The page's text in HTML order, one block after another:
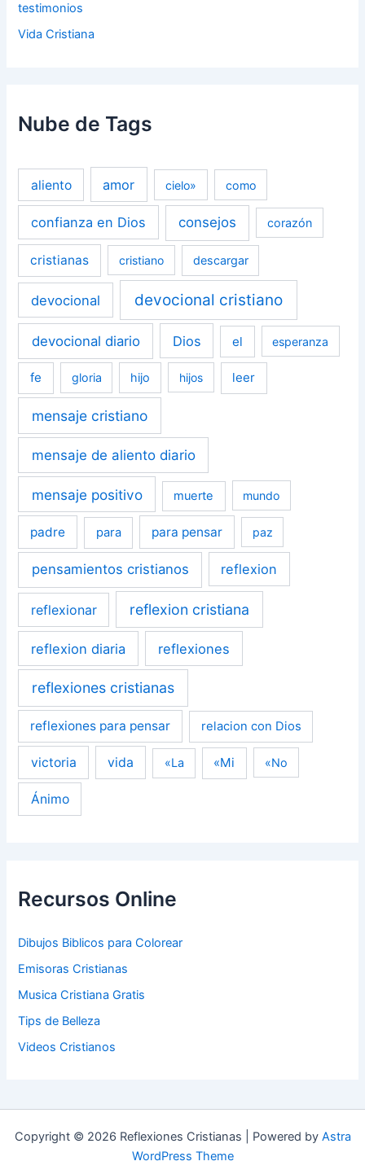
testimonios
Vida Cristiana
Nube de Tags
aliento amor cielo» como
confianza en Dios consejos corazón
cristianas cristiano descargar
devocional devocional cristiano
devocional diario Dios el esperanza
fe gloria hijo hijos leer
mensaje cristiano
mensaje de aliento diario
mensaje positivo muerte mundo
padre para para pensar paz
pensamientos cristianos reflexion
reflexionar reflexion cristiana
reflexion diaria reflexiones
reflexiones cristianas
reflexiones para pensar relacion con Dios
victoria vida «La «Mi «No
Ánimo
Recursos Online
Dibujos Biblicos para Colorear
Emisoras Cristianas
Musica Cristiana Gratis
Tips de Belleza
Videos Cristianos
Copyright © 2026 Reflexiones Cristianas | Powered by Astra
WordPress Theme